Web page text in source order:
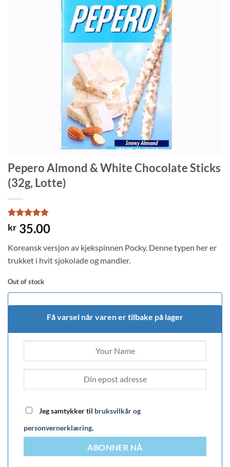
Pepero Almond & White Chocolate Sticks
(32g, Lotte)
Rated5
out of 5
1
customer
rating
kr 35.00
Koreansk versjon av kjekspinnen Pocky. Denne typen her er
trukket i hvit sjokolade og mandler.
Out of stock
Få varsel når varen er tilbake på lager
Jeg samtykker til bruksvilkår og
personvernerklæring.
ABONNER NÅ